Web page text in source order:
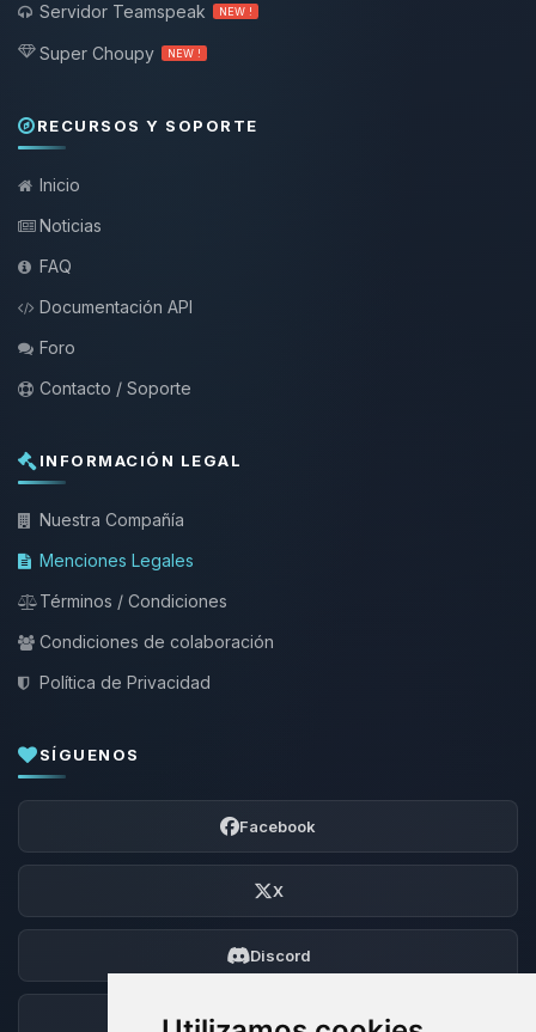
Servidor Teamspeak
NEW !
Super Choupy NEW !
RECURSOS Y SOPORTE
Inicio
Noticias
FAQ
Documentación API
Foro
Contacto / Soporte
INFORMACIÓN LEGAL
Nuestra Compañía
Menciones Legales
Términos / Condiciones
Condiciones de colaboración
Política de Privacidad
SÍGUENOS
Facebook
X
Discord
Foro